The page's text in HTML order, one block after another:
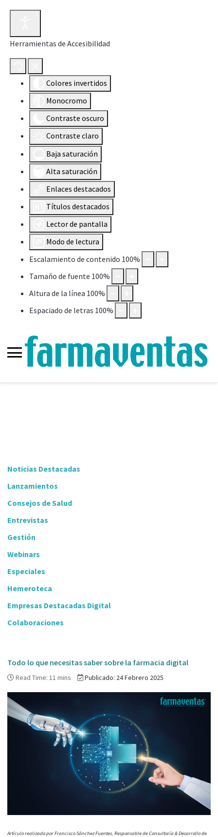
Herramientas de Accesibilidad
Colores invertidos
Monocromo
Contraste oscuro
Contraste claro
Baja saturación
Alta saturación
Enlaces destacados
Títulos destacados
Lector de pantalla
Modo de lectura
Escalamiento de contenido 100%
Tamaño de fuente 100%
Altura de la línea 100%
Espaciado de letras 100%
Noticias Destacadas
Lanzamientos
Consejos de Salud
Entrevistas
Gestión
Webinars
Especiales
Hemeroteca
Empresas Destacadas Digital
Colaboraciones
Todo lo que necesitas saber sobre la farmacia digital
Read Time: 11 mins Publicado: 24 Febrero 2025
Artículo realizado porFrancisco Sánchez Fuentes, Responsable de Consultoría & Desarrollo de